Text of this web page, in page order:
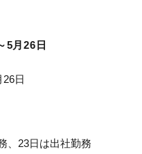
5月26日
26日
、23日は出社勤務